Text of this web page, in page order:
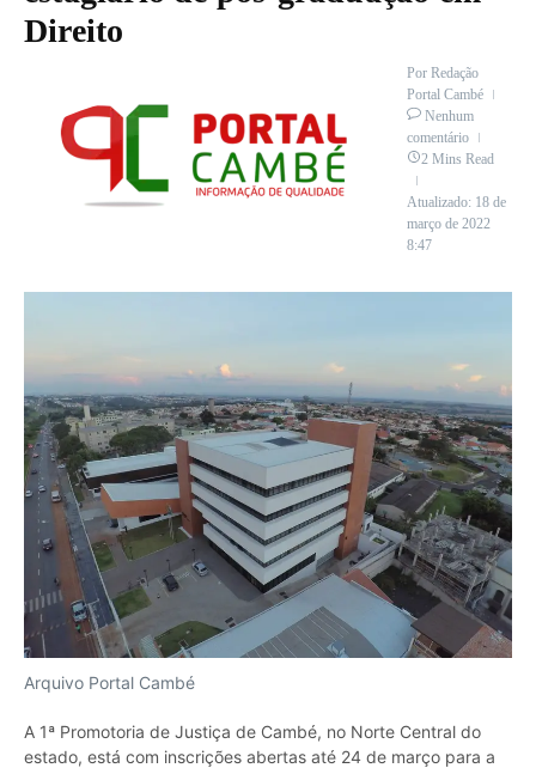
Direito
Por Redação
Portal Cambé
Nenhum
comentário
2 Mins Read
Atualizado: 18 de
março de 2022
8:47
Arquivo Portal Cambé
A 1ª Promotoria de Justiça de Cambé, no Norte Central do
estado, está com inscrições abertas até 24 de março para a